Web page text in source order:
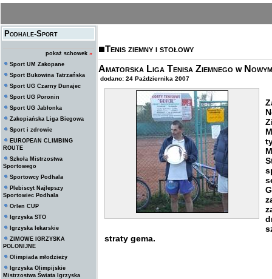
Podhale-Sport
pokaż schowek »
Sport UM Zakopane
Sport Bukowina Tatrzańska
Sport UG Czarny Dunajec
Sport UG Poronin
Sport UG Jabłonka
Zakopiańska Liga Biegowa
Sport i zdrowie
EUROPEAN CLIMBING
ROUTE
Szkoła Mistrzostwa
Sportowego
Sportowcy Podhala
Plebiscyt Najlepszy
Sportowiec Podhala
Orlen CUP
Igrzyska STO
Igrzyska lekarskie
ZIMOWE IGRZYSKA
POLONIJNE
Olimpiada młodzieży
Igrzyska Olimpijskie
Mistrzostwa Świata Igrzyska
Tenis ziemny i stołowy
Amatorska Liga Tenisa Ziemnego w
dodano: 24 Października 2007
straty gema.